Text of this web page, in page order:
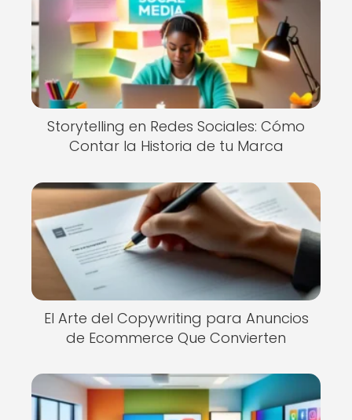
Storytelling en Redes Sociales: Cómo
Contar la Historia de tu Marca
El Arte del Copywriting para Anuncios
de Ecommerce Que Convierten